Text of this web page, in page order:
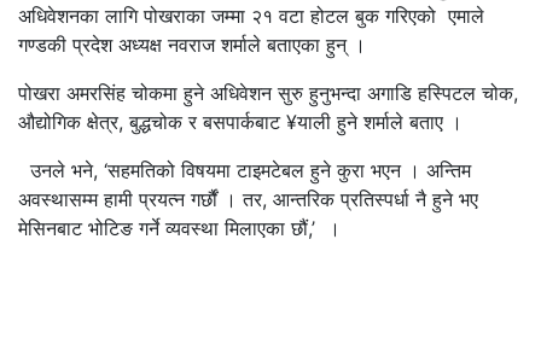
अधिवेशनका लागि पोखराका जम्मा २१ वटा होटल बुक गरिएको एमाले
गण्डकी प्रदेश अध्यक्ष नवराज शर्माले बताएका हुन् ।
पोखरा अमरसिंह चोकमा हुने अधिवेशन सुरु हुनुभन्दा अगाडि हस्पिटल चोक,
औद्योगिक क्षेत्र, बुद्धचोक र बसपार्कबाट ¥याली हुने शर्माले बताए ।
उनले भने, ‘सहमतिको विषयमा टाइमटेबल हुने कुरा भएन । अन्तिम
अवस्थासम्म हामी प्रयत्न गर्छौं । तर, आन्तरिक प्रतिस्पर्धा नै हुने भए
मेसिनबाट भोटिङ गर्ने व्यवस्था मिलाएका छौं,’ ।